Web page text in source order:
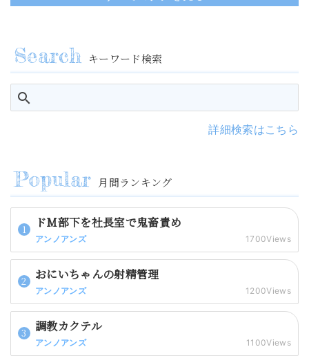
キーワード検索
詳細検索はこちら
月間ランキング
ドM部下を社長室で鬼畜責め
アンノアンズ 1700Views
おにいちゃんの射精管理
アンノアンズ 1200Views
調教カクテル
アンノアンズ 1100Views